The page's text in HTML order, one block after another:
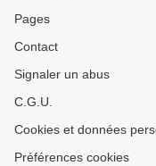
Pages
Contact
Signaler un abus
C.G.U.
Cookies et données
Préférences cookies